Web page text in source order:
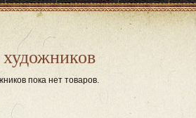
пока нет товаров.